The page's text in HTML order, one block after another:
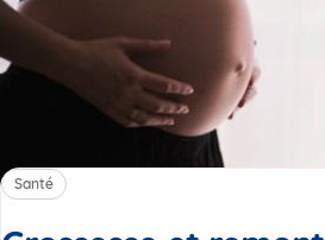
Santé